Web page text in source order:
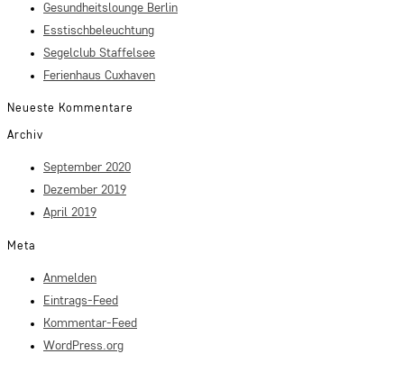
Gesundheitslounge Berlin
Esstischbeleuchtung
Segelclub Staffelsee
Ferienhaus Cuxhaven
Neueste Kommentare
Archiv
September 2020
Dezember 2019
April 2019
Meta
Anmelden
Eintrags-Feed
Kommentar-Feed
WordPress.org